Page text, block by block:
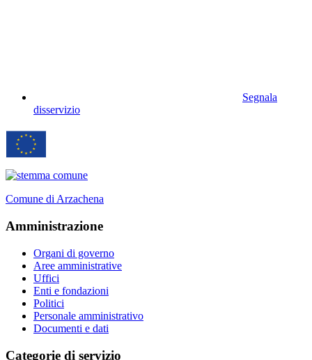
Segnala
disservizio
Comune di Arzachena
Amministrazione
Organi di governo
Aree amministrative
Uffici
Enti e fondazioni
Politici
Personale amministrativo
Documenti e dati
Categorie di servizio